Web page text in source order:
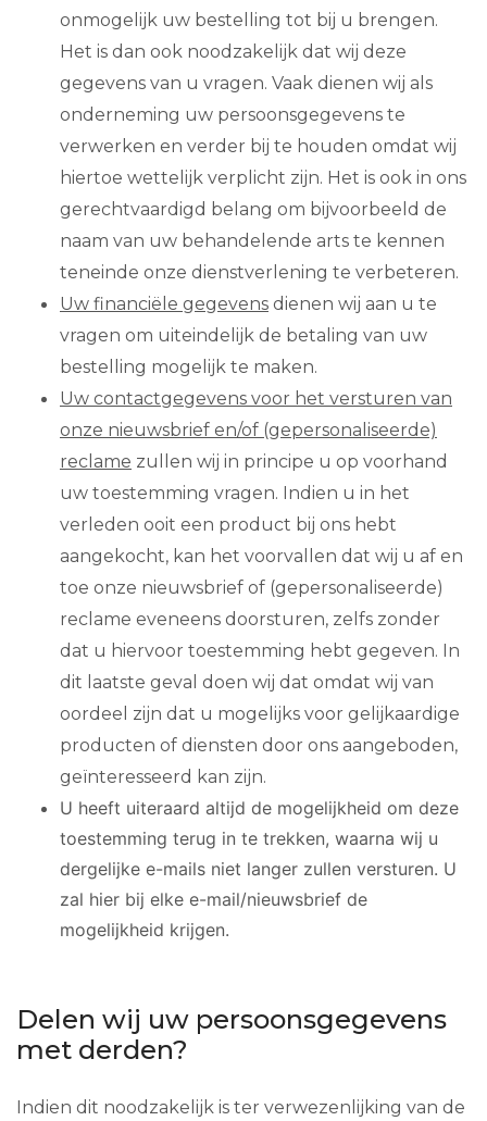
onmogelijk uw bestelling tot bij u brengen.
Het is dan ook noodzakelijk dat wij deze
gegevens van u vragen. Vaak dienen wij als
onderneming uw persoonsgegevens te
verwerken en verder bij te houden omdat wij
hiertoe wettelijk verplicht zijn. Het is ook in ons
gerechtvaardigd belang om bijvoorbeeld de
naam van uw behandelende arts te kennen
teneinde onze dienstverlening te verbeteren.
Uw financiële gegevens dienen wij aan u te
vragen om uiteindelijk de betaling van uw
bestelling mogelijk te maken.
Uw contactgegevens voor het versturen van
onze nieuwsbrief en/of (gepersonaliseerde)
reclame zullen wij in principe u op voorhand
uw toestemming vragen. Indien u in het
verleden ooit een product bij ons hebt
aangekocht, kan het voorvallen dat wij u af en
toe onze nieuwsbrief of (gepersonaliseerde)
reclame eveneens doorsturen, zelfs zonder
dat u hiervoor toestemming hebt gegeven. In
dit laatste geval doen wij dat omdat wij van
oordeel zijn dat u mogelijks voor gelijkaardige
producten of diensten door ons aangeboden,
geïnteresseerd kan zijn.
U heeft uiteraard altijd de mogelijkheid om deze
toestemming terug in te trekken, waarna wij u
dergelijke e-mails niet langer zullen versturen. U
zal hier bij elke e-mail/nieuwsbrief de
mogelijkheid krijgen.
Delen wij uw persoonsgegevens
met derden?
Indien dit noodzakelijk is ter verwezenlijking van de